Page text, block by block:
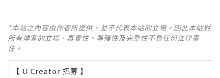
*本站之內容由作者所提供，並不代表本站的立場。因此本站對
所有博客的立場、真實性、準確性及完整性不負任何法律責
任。
【 U Creator 招募 】